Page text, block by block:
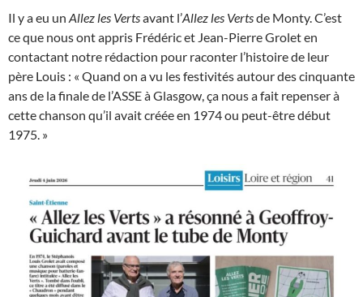
Il y a eu un Allez les Vertsavant l’Allez les Vertsde Monty. C’est
ce que nous ont appris Frédéric et Jean-Pierre Grolet en
contactant notre rédaction pour raconter l’histoire de leur
père Louis : « Quand on a vu les festivités autour des cinquante
ans de la finale de l’ASSE à Glasgow, ça nous a fait repenser à
cette chanson qu’il avait créée en 1974 ou peut-être début
1975. »